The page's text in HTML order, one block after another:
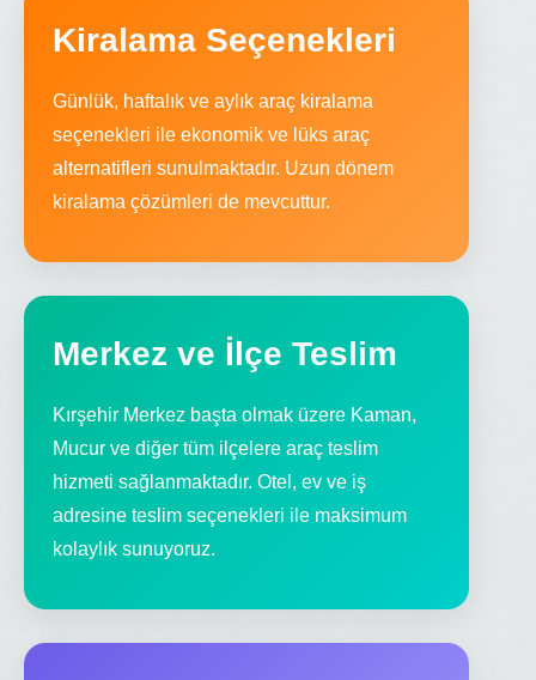
Kiralama Seçenekleri
Günlük, haftalık ve aylık araç kiralama
seçenekleri ile ekonomik ve lüks araç
alternatifleri sunulmaktadır. Uzun dönem
kiralama çözümleri de mevcuttur.
Merkez ve İlçe Teslim
Kırşehir Merkez başta olmak üzere Kaman,
Mucur ve diğer tüm ilçelere araç teslim
hizmeti sağlanmaktadır. Otel, ev ve iş
adresine teslim seçenekleri ile maksimum
kolaylık sunuyoruz.